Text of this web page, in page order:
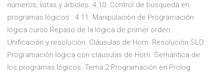
números, listas y árboles. 4.10. Control de búsqueda en
programas lógicos . 4.11. Manipulación de Programación
lógica curso Repaso de la lógica de primer orden.
Unificación y resolución. Cláusulas de Horn. Resolución SLD.
Programación lógica con cláusulas de Horn. Semántica de
los programas lógicos. Tema 2 Programación en Prolog.